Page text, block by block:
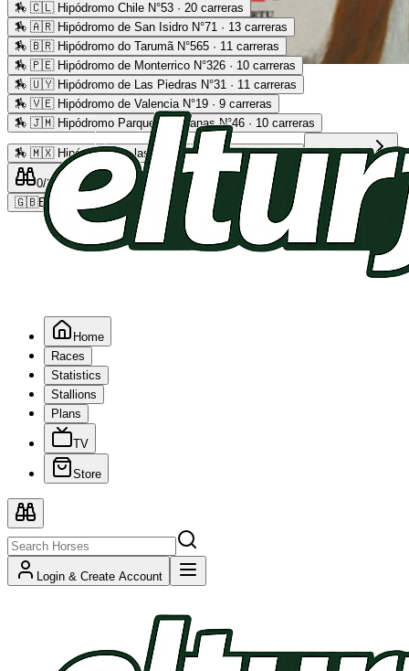
Advertising
🏇 🇨🇱 Hipódromo Chile N°53 · 20 carreras
🏇 🇦🇷 Hipódromo de San Isidro N°71 · 13 carreras
🏇 🇧🇷 Hipódromo do Tarumã N°565 · 11 carreras
🏇 🇵🇪 Hipódromo de Monterrico N°326 · 10 carreras
🏇 🇺🇾 Hipódromo de Las Piedras N°31 · 11 carreras
🏇 🇻🇪 Hipódromo de Valencia N°19 · 9 carreras
🏇 🇯🇲 Hipódromo Parque Caymanas N°46 · 10 carreras
🏇 🇲🇽 Hipódromo de las Américas N°64 · 9 carreras Read more
0/2 0/5
🇬🇧EN
Home
Races
Statistics
Stallions
Plans
TV
Store
Login & Create Account